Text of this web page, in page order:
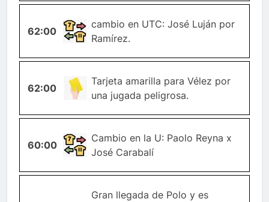
62:00
CAMBIO-
JUGADOR
cambio en UTC: José Luján por
Ramírez.
62:00
TARJETA-
AMARILLA
Tarjeta amarilla para Vélez por
una jugada peligrosa.
60:00
CAMBIO-
JUGADOR
Cambio en la U: Paolo Reyna x
José Carabalí
Gran llegada de Polo y es